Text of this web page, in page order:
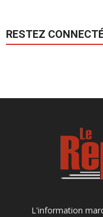
RESTEZ
L'information